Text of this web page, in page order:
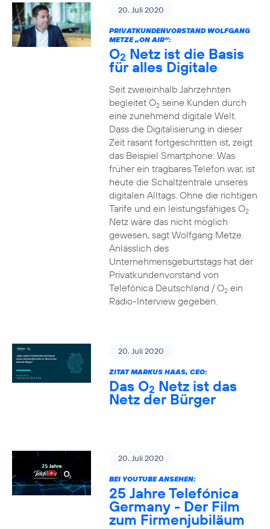
20. Juli 2020
PRIVATKUNDENVORSTAND WOLFGANG
METZE „ON AIR“:
O2 Netz ist die Basis
für alles Digitale
Seit zweieinhalb Jahrzehnten
begleitet O2seine Kunden durch
eine zunehmend digitale Welt.
Dass die Digitalisierung in dieser
Zeit rasant fortgeschritten ist, zeigt
das Beispiel Smartphone: Was
früher ein tragbares Telefon war, ist
heute die Schaltzentrale unseres
digitalen Alltags. Ohne die richtigen
Tarife und ein leistungsfähiges O2
Netz wäre das nicht möglich
gewesen, sagt Wolfgang Metze.
Anlässlich des
Unternehmensgeburtstags hat der
Privatkundenvorstand von
Telefónica Deutschland / O2ein
Radio-Interview gegeben.
20. Juli 2020
ZITAT MARKUS HAAS, CEO:
Das O2 Netz ist das
Netz der Bürger
20. Juli 2020
BEI YOUTUBE ANSEHEN:
25 Jahre Telefónica
Germany - Der Film
zum Firmenjubiläum